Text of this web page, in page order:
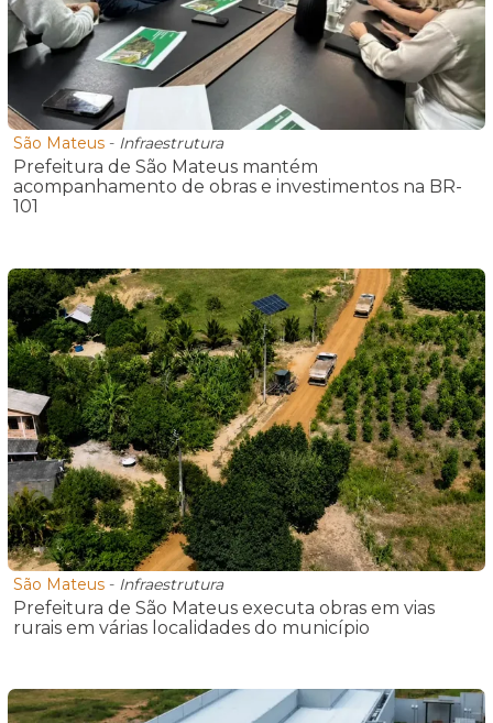
São Mateus - Infraestrutura
Prefeitura de São Mateus mantém
acompanhamento de obras e investimentos na BR-
101
São Mateus - Infraestrutura
Prefeitura de São Mateus executa obras em vias
rurais em várias localidades do município